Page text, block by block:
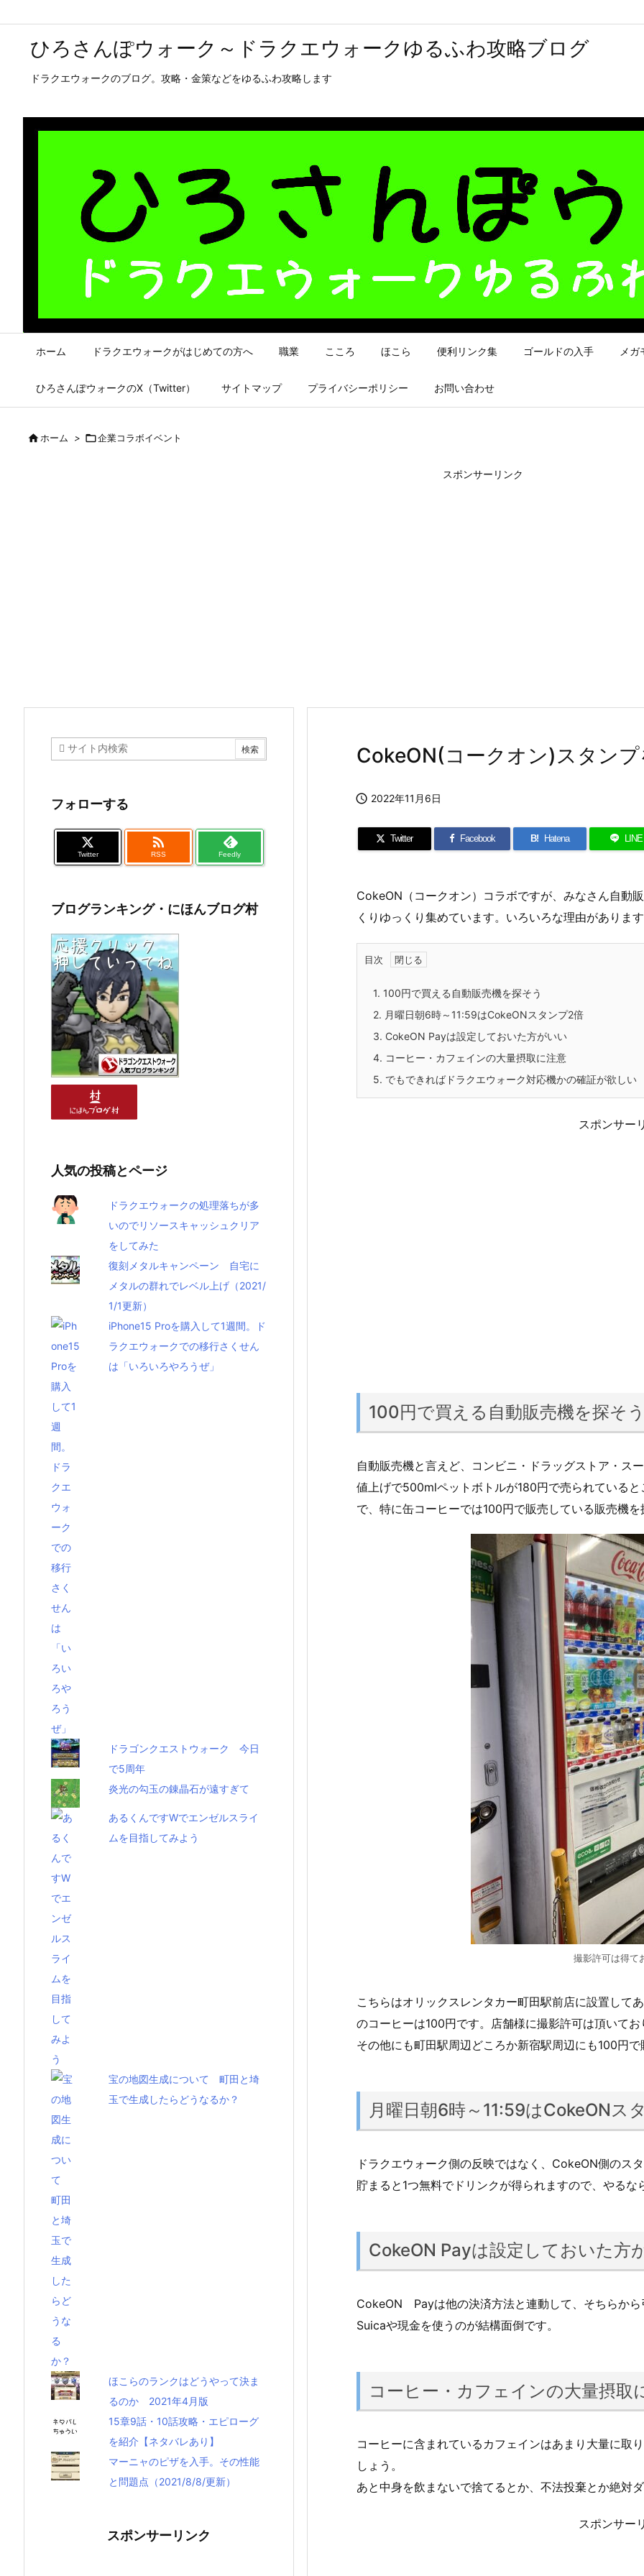
ひろさんぽウォーク～ドラクエウォークゆるふわ攻略ブログ
ドラクエウォークのブログ。攻略・金策などをゆるふわ攻略します
ホーム ドラクエウォークがはじめての方へ 職業 こころ ほこら 便利リンク集 ゴールドの入手 メガ
ひろさんぽウォークのX（Twitter） サイトマップ プライバシーポリシー お問い合わせ
ホーム > 企業コラボイベント
スポンサーリンク
CokeON(コークオン)スタン
 2022年11月6日
Twitter Facebook B! Hatena LINE
CokeON（コークオン）コラボですが、みなさん自動
くりゆっくり集めています。いろいろな理由がありま
目次
1. 100円で買える自動販売機を探そう
2. 月曜日朝6時～11:59はCokeONスタンプ2倍
3. CokeON Payは設定しておいた方がいい
4. コーヒー・カフェインの大量摂取に注意
5. でもできればドラクエウォーク対応機かの確証が欲しい
スポンサー
100円で買える自動販売機を探そ
自動販売機と言えど、コンビニ・ドラッグストア・ス
値上げで500mlペットボトルが180円で売られている
で、特に缶コーヒーでは100円で販売している販売機
撮影許可は得て
こちらはオリックスレンタカー町田駅前店に設置して
のコーヒーは100円です。店舗様に撮影許可は頂いてお
その他にも町田駅周辺どころか新宿駅周辺にも100円
月曜日朝6時～11:59はCokeONス
ドラクエウォーク側の反映ではなく、CokeON側のス
貯まると1つ無料でドリンクが得られますので、やるな
CokeON Payは設定しておいた方
CokeON Payは他の決済方法と連動して、そちらか
Suicaや現金を使うのが結構面倒です。
コーヒー・カフェインの大量摂取
コーヒーに含まれているカフェインはあまり大量に取
しょう。
あと中身を飲まないで捨てるとか、不法投棄とか絶対
スポンサー
フォローする
Twitter

RSS Feedly
ブログランキング・にほんブログ村
人気の投稿とページ
ドラクエウォークの処理落ちが多
いのでリソースキャッシュクリア
をしてみた
復刻メタルキャンペーン 自宅に
メタルの群れでレベル上げ（2021/
1/1更新）
iPhone15 Proを購入して1週間。ド
ラクエウォークでの移行さくせん
は「いろいろやろうぜ」
ドラゴンクエストウォーク 今日
で5周年
炎光の勾玉の錬晶石が遠すぎて
あるくんですWでエンゼルスライ
ムを目指してみよう
宝の地図生成について 町田と埼
玉で生成したらどうなるか？
ほこらのランクはどうやって決ま
るのか 2021年4月版
15章9話・10話攻略・エピローグ
を紹介【ネタバレあり】
マーニャのピザを入手。その性能
と問題点（2021/8/8/更新）
スポンサーリンク